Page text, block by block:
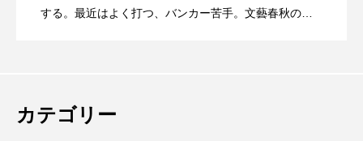
する。最近はよく打つ、バンカー苦手。文藝春秋の
カテゴリー